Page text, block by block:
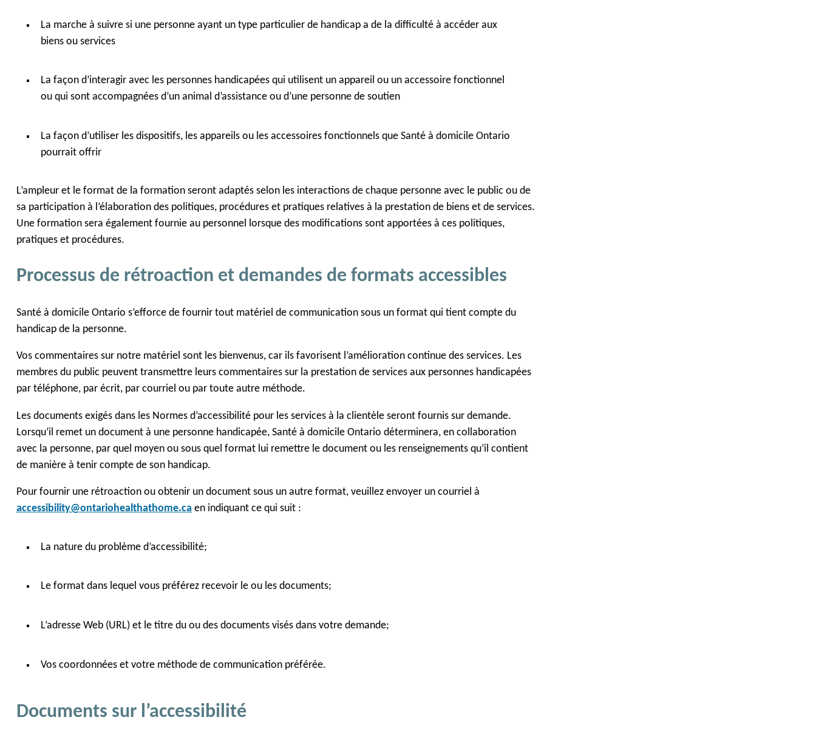
La marche à suivre si une personne ayant un type particulier de handicap a de la difficulté à accéder aux
biens ou services
La façon d’interagir avec les personnes handicapées qui utilisent un appareil ou un accessoire fonctionnel
ou qui sont accompagnées d’un animal d’assistance ou d’une personne de soutien
La façon d’utiliser les dispositifs, les appareils ou les accessoires fonctionnels que Santé à domicile Ontario
pourrait offrir
L’ampleur et le format de la formation seront adaptés selon les interactions de chaque personne avec le public ou de
sa participation à l’élaboration des politiques, procédures et pratiques relatives à la prestation de biens et de services.
Une formation sera également fournie au personnel lorsque des modifications sont apportées à ces politiques,
pratiques et procédures.
Processus de rétroaction et demandes de formats accessibles
Santé à domicile Ontario s’efforce de fournir tout matériel de communication sous un format qui tient compte du
handicap de la personne.
Vos commentaires sur notre matériel sont les bienvenus, car ils favorisent l’amélioration continue des services. Les
membres du public peuvent transmettre leurs commentaires sur la prestation de services aux personnes handicapées
par téléphone, par écrit, par courriel ou par toute autre méthode.
Les documents exigés dans les Normes d’accessibilité pour les services à la clientèle seront fournis sur demande.
Lorsqu’il remet un document à une personne handicapée, Santé à domicile Ontario déterminera, en collaboration
avec la personne, par quel moyen ou sous quel format lui remettre le document ou les renseignements qu’il contient
de manière à tenir compte de son handicap.
Pour fournir une rétroaction ou obtenir un document sous un autre format, veuillez envoyer un courriel à
accessibility@ontariohealthathome.ca en indiquant ce qui suit :
La nature du problème d’accessibilité;
Le format dans lequel vous préférez recevoir le ou les documents;
L’adresse Web (URL) et le titre du ou des documents visés dans votre demande;
Vos coordonnées et votre méthode de communication préférée.
Documents sur l’accessibilité